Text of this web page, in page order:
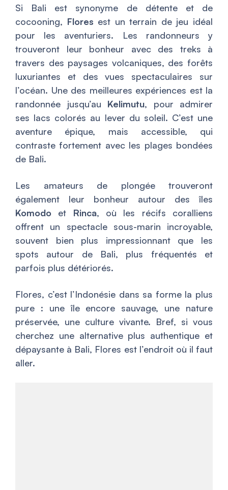
Si Bali est synonyme de détente et de
cocooning, Flores est un terrain de jeu idéal
pour les aventuriers. Les randonneurs y
trouveront leur bonheur avec des treks à
travers des paysages volcaniques, des forêts
luxuriantes et des vues spectaculaires sur
l’océan. Une des meilleures expériences est la
randonnée jusqu’au Kelimutu, pour admirer
ses lacs colorés au lever du soleil. C’est une
aventure épique, mais accessible, qui
contraste fortement avec les plages bondées
de Bali.
Les amateurs de plongée trouveront
également leur bonheur autour des îles
Komodo et Rinca, où les récifs coralliens
offrent un spectacle sous-marin incroyable,
souvent bien plus impressionnant que les
spots autour de Bali, plus fréquentés et
parfois plus détériorés.
Flores, c’est l’Indonésie dans sa forme la plus
pure : une île encore sauvage, une nature
préservée, une culture vivante. Bref, si vous
cherchez une alternative plus authentique et
dépaysante à Bali, Flores est l’endroit où il faut
aller.